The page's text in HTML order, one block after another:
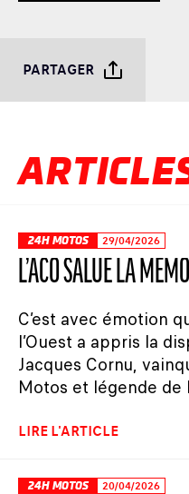
PARTAGER
24H MOTOS 29/04/2026
L’ACO SALUE LA
C’est avec émotion
l’Ouest a appris la
Jacques Cornu,
Motos et légende de
LIRE L'ARTICLE
24H MOTOS 20/04/2026